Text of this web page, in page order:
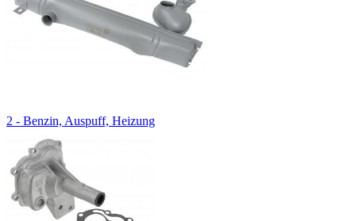
2 - Benzin, Auspuff, Heizung